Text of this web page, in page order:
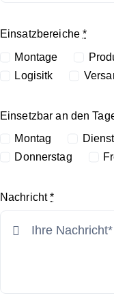
Einsatzbereiche*
Montage
Logisitk
Einsetzbar an den
Montag
Donnerstag
Nachricht*